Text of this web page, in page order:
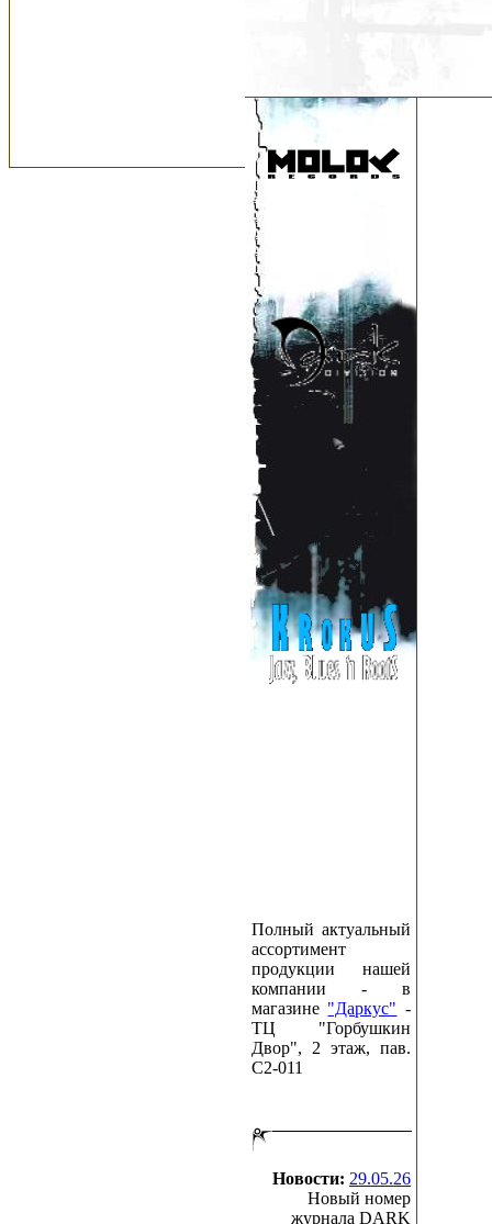
Полный актуальный
ассортимент
продукции нашей
компании - в
магазине "Даркус" -
ТЦ "Горбушкин
Двор", 2 этаж, пав.
C2-011
Новости: 29.05.26
Новый номер
журнала DARK